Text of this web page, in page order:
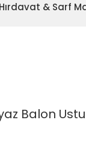
Hırdavat & Sarf
Balon